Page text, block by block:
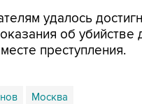
удалось
об
преступления.
Москва